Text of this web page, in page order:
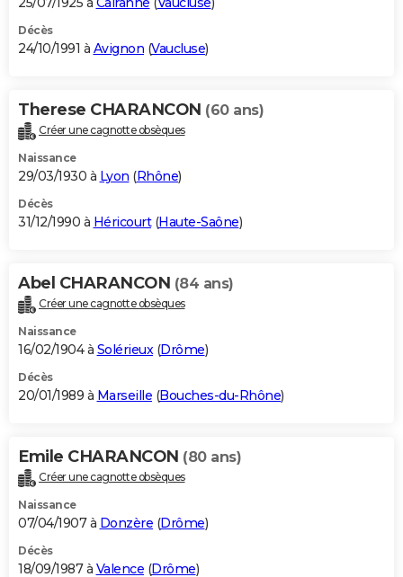
Décès
24/10/1991 à Avignon (Vaucluse)
Therese CHARANCON (60 ans)
Créer une cagnotte obsèques
Naissance
29/03/1930 à Lyon (Rhône)
Décès
31/12/1990 à Héricourt(Haute-Saône)
Abel CHARANCON (84 ans)
Créer une cagnotte obsèques
Naissance
16/02/1904 à Solérieux(Drôme)
Décès
20/01/1989 à Marseille (Bouches-du-Rhône)
Emile CHARANCON (80 ans)
Créer une cagnotte obsèques
Naissance
07/04/1907 à Donzère (Drôme)
Décès
18/09/1987 à Valence (Drôme)